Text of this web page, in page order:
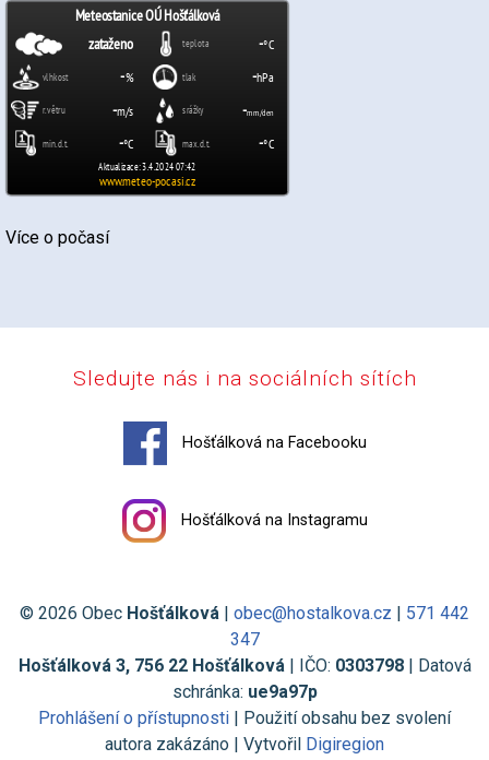
Více o počasí
Sledujte nás i na sociálních sítích
Hošťálková na Facebooku
Hošťálková na Instagramu
© 2026 Obec Hošťálková | obec@hostalkova.cz | 571 442
347
Hošťálková 3, 756 22 Hošťálková| IČO: 0303798| Datová
schránka: ue9a97p
Prohlášení o přístupnosti | Použití obsahu bez svolení
autora zakázáno | Vytvořil Digiregion